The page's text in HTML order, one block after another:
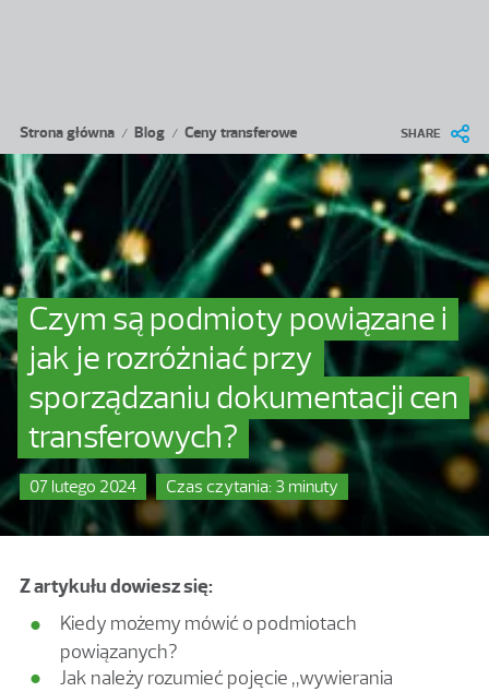
Ścieżka nawigacyjna
Strona główna / Blog / Ceny transferowe SHARE
Czym są podmioty powiązane i
jak je rozróżniać przy
sporządzaniu dokumentacji cen
transferowych?
07 lutego 2024 Czas czytania: 3 minuty
Z artykułu dowiesz się:
Kiedy możemy mówić o podmiotach
powiązanych?
Jak należy rozumieć pojęcie „wywierania